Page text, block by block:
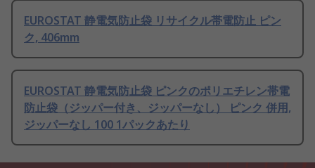
EUROSTAT 静電気防止袋 リサイクル帯電防止 ピン
ク, 406mm
EUROSTAT 静電気防止袋 ピンクのポリエチレン帯電
防止袋（ジッパー付き、ジッパーなし） ピンク 併用,
ジッパーなし 100 1パックあたり